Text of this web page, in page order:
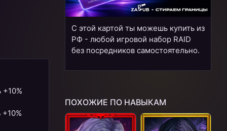
С этой картой ты можешь купить из
РФ - любой игровой набор RAID
без посредников самостоятельно.
ПОХОЖИЕ ПО НАВЫКАМ